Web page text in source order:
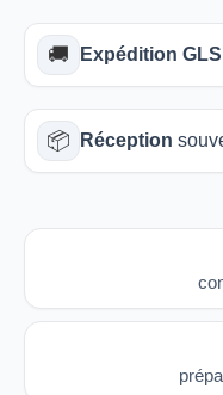
🚚 Expédition GLS
📦 Réception